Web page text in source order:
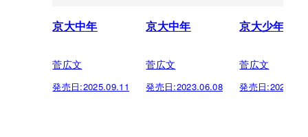
京大中年
菅広文
発売日:2025.09.11
京大中年
菅広文
発売日:2023.06.08
京大少年
菅広文
発売日: